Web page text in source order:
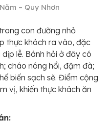
– Quy Nhơn
con đường nhỏ
thực khách ra vào, đặc
lễ. Bánh hỏi ở đây có
cháo nóng hổi, đậm đà;
biến sạch sẽ. Điểm cộng
vị, khiến thực khách ăn